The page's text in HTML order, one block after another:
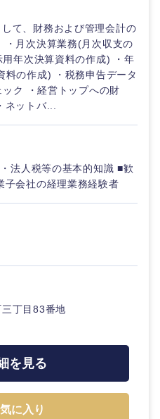
て、財務および管理会計の
・月次決算業務(月次収支の
年次決算資料の作成) ・年
料の作成) ・税務申告データ
ク ・経営トップへの財
ットバ...
法人税等の基本的知識 ■歓
子会社の経理業務経験者
丁目83番地
を見る
に入り